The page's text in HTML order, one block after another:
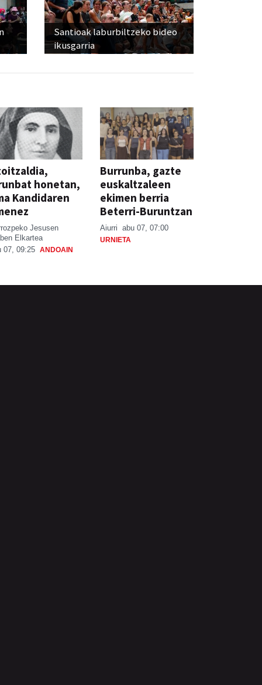
Santioak laburbiltzeko bideo
ikusgarria
honetan,
Kandidaren
Jesusen
Elkartea
07, 09:25 ANDOAIN
Burrunba, gazte
euskaltzaleen
ekimen berria
Beterri-Buruntzan
Aiurri abu 07, 07:00
URNIETA